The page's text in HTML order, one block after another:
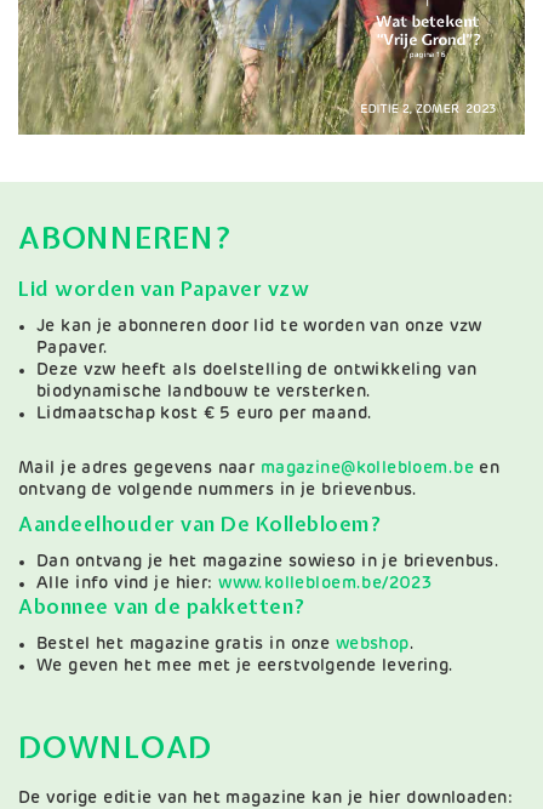
ABONNEREN?
Lid worden van Papaver vzw
Je kan je abonneren door lid te worden van onze vzw
Papaver.
Deze vzw heeft als doelstelling de ontwikkeling van
biodynamische landbouw te versterken.
Lidmaatschap kost € 5 euro per maand.
Mail je adres gegevens naar magazine@kollebloem.be en
ontvang de volgende nummers in je brievenbus.
Aandeelhouder van De Kollebloem?
Dan ontvang je het magazine sowieso in je brievenbus.
Alle info vind je hier:www.kollebloem.be/2023
Abonnee van de pakketten?
Bestel het magazine gratis in onze webshop.
We geven het mee met je eerstvolgende levering.
DOWNLOAD
De vorige editie van het magazine kan je hier downloaden: